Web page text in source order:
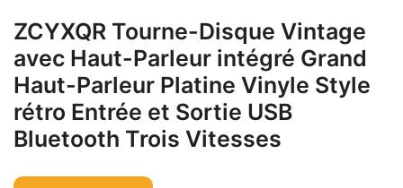
ZCYXQR Tourne-Disque Vintage
avec Haut-Parleur intégré Grand
Haut-Parleur Platine Vinyle Style
rétro Entrée et Sortie USB
Bluetooth Trois Vitesses